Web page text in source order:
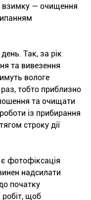
взимку — очищення
Так, за рік
та вивезення
вологе
тобто приблизно
та очищати
із прибирання
строку дії
фотофіксація
надсилати
початку
щоб